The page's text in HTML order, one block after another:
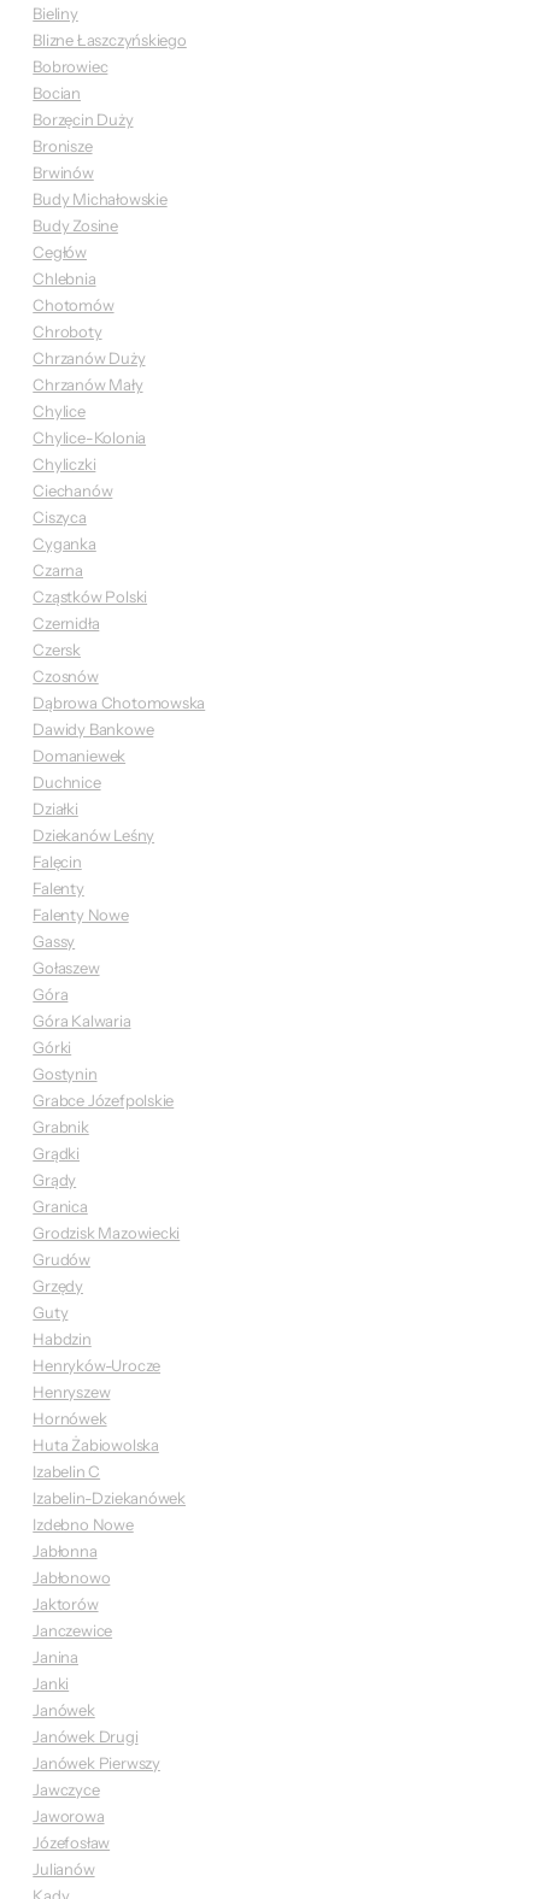
Bieliny
Blizne Łaszczyńskiego
Bobrowiec
Bocian
Borzęcin Duży
Bronisze
Brwinów
Budy Michałowskie
Budy Zosine
Cegłów
Chlebnia
Chotomów
Chroboty
Chrzanów Duży
Chrzanów Mały
Chylice
Chylice-Kolonia
Chyliczki
Ciechanów
Ciszyca
Cyganka
Czarna
Cząstków Polski
Czernidła
Czersk
Czosnów
Dąbrowa Chotomowska
Dawidy Bankowe
Domaniewek
Duchnice
Działki
Dziekanów Leśny
Falęcin
Falenty
Falenty Nowe
Gassy
Gołaszew
Góra
Góra Kalwaria
Górki
Gostynin
Grabce Józefpolskie
Grabnik
Grądki
Grądy
Granica
Grodzisk Mazowiecki
Grudów
Grzędy
Guty
Habdzin
Henryków-Urocze
Henryszew
Hornówek
Huta Żabiowolska
Izabelin C
Izabelin-Dziekanówek
Izdebno Nowe
Jabłonna
Jabłonowo
Jaktorów
Janczewice
Janina
Janki
Janówek
Janówek Drugi
Janówek Pierwszy
Jawczyce
Jaworowa
Józefosław
Julianów